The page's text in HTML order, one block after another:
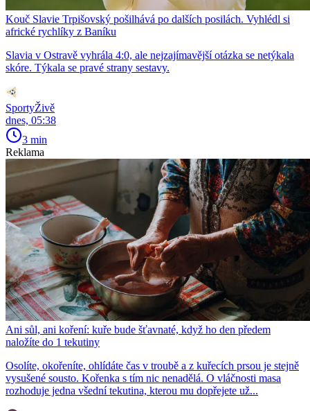
Kouč Slavie Trpišovský pošilhává po dalších posilách. Vyhlédl si
africké rychlíky z Baníku
Slavia v Ostravě vyhrála 4:0, ale nejzajímavější otázka se netýkala
skóre. Týkala se pravé strany sestavy.
SportyŽivě
dnes, 05:38
3 min
Reklama
Ani sůl, ani koření: kuře bude šťavnaté, když ho den předem
naložíte do 1 tekutiny
Osolíte, okořeníte, ohlídáte čas v troubě a z kuřecích prsou je stejně
vysušené sousto. Kořenka s tím nic nenadělá. O vláčnosti masa
rozhoduje jedna všední tekutina, kterou mu dopřejete už...